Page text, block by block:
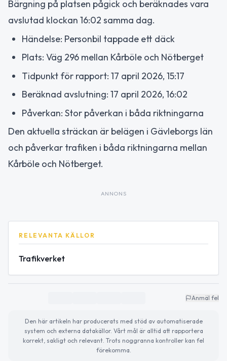
Bärgning på platsen pågick och beräknades vara
avslutad klockan 16:02 samma dag.
Händelse: Personbil tappade ett däck
Plats: Väg 296 mellan Kårböle och Nötberget
Tidpunkt för rapport: 17 april 2026, 15:17
Beräknad avslutning: 17 april 2026, 16:02
Påverkan: Stor påverkan i båda riktningarna
Den aktuella sträckan är belägen i Gävleborgs län
och påverkar trafiken i båda riktningarna mellan
Kårböle och Nötberget.
ANNONS
RELEVANTA KÄLLOR
Trafikverket
Anmäl fel
Den här artikeln har producerats med stöd av automatiserade
system och externa datakällor. Vårt mål är alltid att rapportera
korrekt, sakligt och relevant. Trots noggranna kontroller kan fel
förekomma.